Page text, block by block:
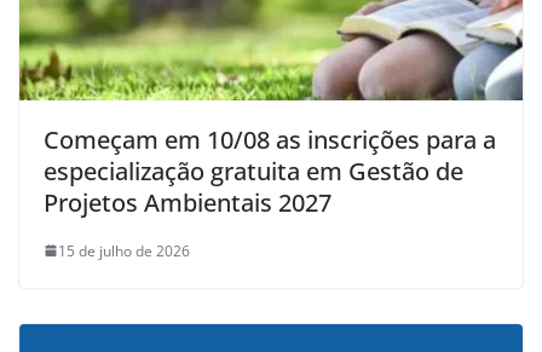
Começam em 10/08 as inscrições para a
especialização gratuita em Gestão de
Projetos Ambientais 2027
15 de julho de 2026